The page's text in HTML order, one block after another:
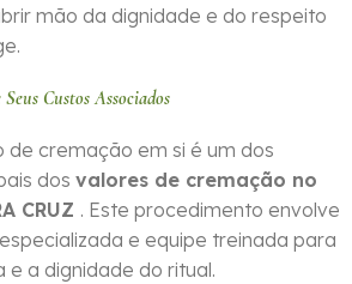
mão da dignidade e do respeito
Custos Associados
de cremação em si é um dos
dos valores de cremação no
CRUZ . Este procedimento envolve
e equipe treinada para
a dignidade do ritual.